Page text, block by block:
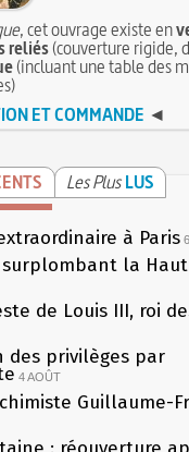
, cet ouvrage existe en
reliés(couverture rigide,
(incluant une table des
ET COMMANDE ◄
Les Plus LUS
à Paris
la
de Louis III, roi
des privilèges par
4 AOÛT
Guillaume-